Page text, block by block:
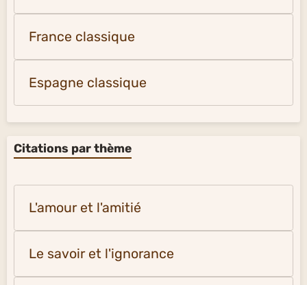
France classique
Espagne classique
Citations par thème
L'amour et l'amitié
Le savoir et l'ignorance